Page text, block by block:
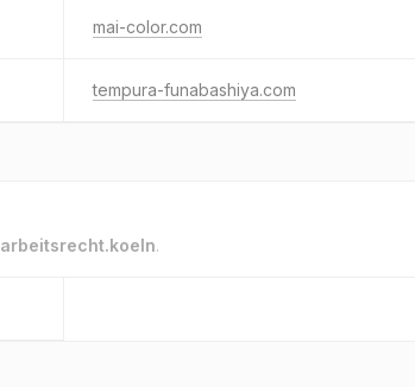
mai-color.com
tempura-funabashiya.com
arbeitsrecht.koeln.